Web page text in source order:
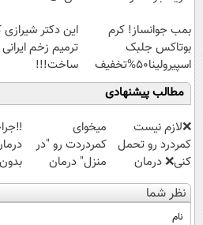
ویژه
بمب جوانساز! کرم
بوتاکس جلبک
اسپیرولینا50%تخفیف
این دکتر شیرازی
ترمیم زخم ایرانی
ساخت!!!
مطالب پیشنهادی
❌لازم نیست
کمردرد رو تحمل
کنی❌ درمان
بدون جراحی و
قرص
(پرسشنامه)
میخوای
کمردردت رو "در
منزل" درمان
کنی؟ (◂فیلم +
نظر شما
نام